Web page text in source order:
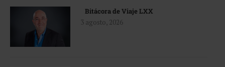
Bitácora de Viaje LXX
3 agosto, 2026